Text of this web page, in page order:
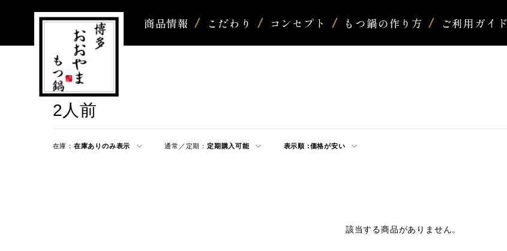
商品情報 こだわり コンセプト もつ鍋の作り方 ご利用ガイド
2人前
在庫： 在庫ありのみ表示 通常／定期： 定期購入可能 表示順 :価格が安い
該当する商品がありません。